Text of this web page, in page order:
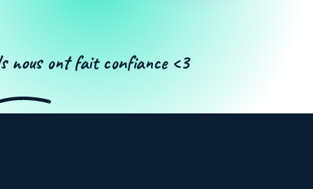
nous ont fait confiance <3